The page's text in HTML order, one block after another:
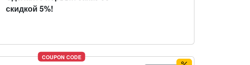
скидкой 5%!
COUPON CODE